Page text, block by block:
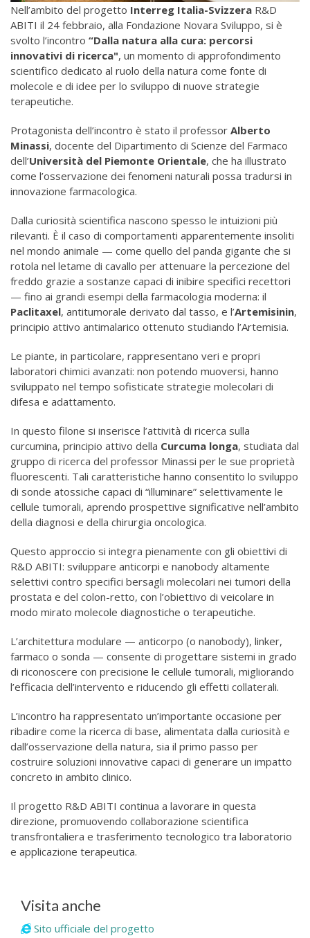
Nell’ambito del progetto Interreg Italia-Svizzera R&D
ABITI il 24 febbraio, alla Fondazione Novara Sviluppo, si è
svolto l’incontro “Dalla natura alla cura: percorsi
innovativi di ricerca", un momento di approfondimento
scientifico dedicato al ruolo della natura come fonte di
molecole e di idee per lo sviluppo di nuove strategie
terapeutiche.
Protagonista dell’incontro è stato il professor Alberto
Minassi, docente del Dipartimento di Scienze del Farmaco
dell’Università del Piemonte Orientale, che ha illustrato
come l’osservazione dei fenomeni naturali possa tradursi in
innovazione farmacologica.
Dalla curiosità scientifica nascono spesso le intuizioni più
rilevanti. È il caso di comportamenti apparentemente insoliti
nel mondo animale — come quello del panda gigante che si
rotola nel letame di cavallo per attenuare la percezione del
freddo grazie a sostanze capaci di inibire specifici recettori
— fino ai grandi esempi della farmacologia moderna: il
Paclitaxel, antitumorale derivato dal tasso, e l’Artemisinin,
principio attivo antimalarico ottenuto studiando l’Artemisia.
Le piante, in particolare, rappresentano veri e propri
laboratori chimici avanzati: non potendo muoversi, hanno
sviluppato nel tempo sofisticate strategie molecolari di
difesa e adattamento.
In questo filone si inserisce l’attività di ricerca sulla
curcumina, principio attivo della Curcuma longa, studiata dal
gruppo di ricerca del professor Minassi per le sue proprietà
fluorescenti. Tali caratteristiche hanno consentito lo sviluppo
di sonde atossiche capaci di “illuminare” selettivamente le
cellule tumorali, aprendo prospettive significative nell’ambito
della diagnosi e della chirurgia oncologica.
Questo approccio si integra pienamente con gli obiettivi di
R&D ABITI: sviluppare anticorpi e nanobody altamente
selettivi contro specifici bersagli molecolari nei tumori della
prostata e del colon-retto, con l’obiettivo di veicolare in
modo mirato molecole diagnostiche o terapeutiche.
L’architettura modulare — anticorpo (o nanobody), linker,
farmaco o sonda — consente di progettare sistemi in grado
di riconoscere con precisione le cellule tumorali, migliorando
l’efficacia dell’intervento e riducendo gli effetti collaterali.
L’incontro ha rappresentato un’importante occasione per
ribadire come la ricerca di base, alimentata dalla curiosità e
dall’osservazione della natura, sia il primo passo per
costruire soluzioni innovative capaci di generare un impatto
concreto in ambito clinico.
Il progetto R&D ABITI continua a lavorare in questa
direzione, promuovendo collaborazione scientifica
transfrontaliera e trasferimento tecnologico tra laboratorio
e applicazione terapeutica.
Visita anche
Sito ufficiale del progetto